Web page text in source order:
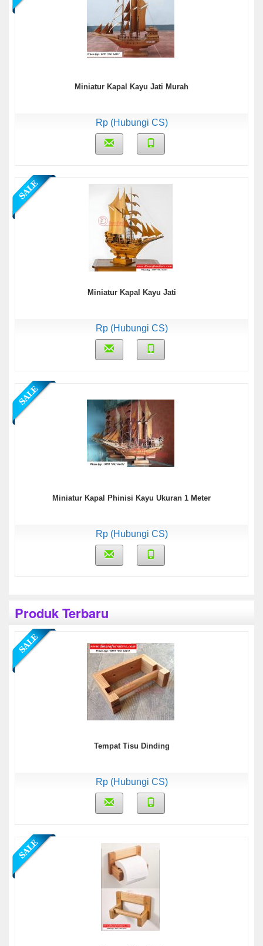
Miniatur Kapal Kayu Jati Murah
Rp (Hubungi CS)
Miniatur Kapal Kayu Jati
Rp (Hubungi CS)
Miniatur Kapal Phinisi Kayu Ukuran 1 Meter
Rp (Hubungi CS)
Produk Terbaru
Tempat Tisu Dinding
Rp (Hubungi CS)